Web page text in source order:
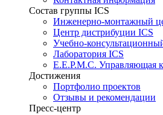
Состав группы ICS
Инженерно-монтажный
Центр дистрибуции ICS
Учебно-
Лаборатория ICS
E.E.P.M.C. Управляющая
Достижения
Портфолио проектов
Отзывы и рекомендации
Пресс-центр